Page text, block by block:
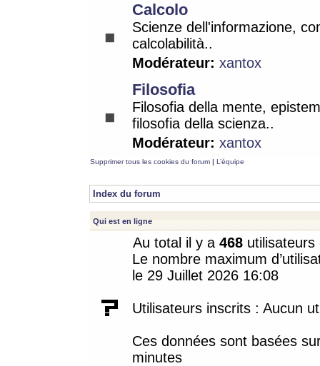
Calcolo
Scienze dell'informazione,
calcolabilità..
Modérateur: xantox
Filosofia
Filosofia della mente,
filosofia della scienza..
Modérateur: xantox
Supprimer tous les cookies du forum | L’équipe
Index du forum
Qui est en ligne
Au total il y a 468
Le nombre maximum
le 29 Juillet 2026 16:08
Utilisateurs inscrits : Aucun
Ces données sont basées
minutes